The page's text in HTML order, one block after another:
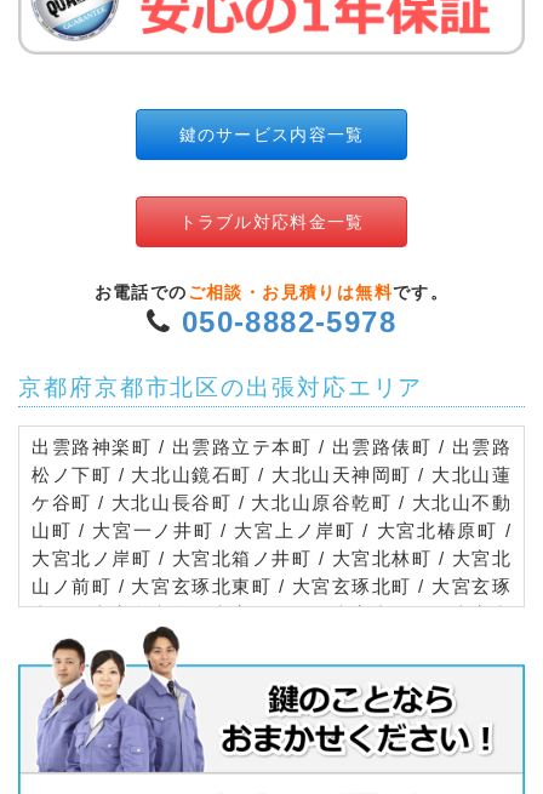
鍵のサービス内容一覧
トラブル対応料金一覧
お電話での ご相談・お見積りは無料です。
050-8882-5978
京都府京都市北区の出張対応エリア
出雲路神楽町 / 出雲路立テ本町 / 出雲路俵町 / 出雲路
松ノ下町 / 大北山鏡石町 / 大北山天神岡町 / 大北山蓮
ケ谷町 / 大北山長谷町 / 大北山原谷乾町 / 大北山不動
山町 / 大宮一ノ井町 / 大宮上ノ岸町 / 大宮北椿原町 /
大宮北ノ岸町 / 大宮北箱ノ井町 / 大宮北林町 / 大宮北
山ノ前町 / 大宮玄琢北東町 / 大宮玄琢北町 / 大宮玄琢
南町 / 大宮釈迦谷 / 大宮田尻町 / 大宮土居町 / 大宮中
総門口町 / 大宮中ノ社町 / 大宮中林町 / 大宮西小野堀
町 / 大宮西総門口町 / 大宮西野山町 / 大宮西山ノ前町
/ 大宮西脇台町 / 大宮東小野堀町 / 大宮東総門口町 /
大宮東脇台町 / 大宮開町 / 大宮南田尻町 / 大宮南椿原
町 / 大宮南箱ノ井町 / 大宮南林町 / 大宮南山ノ前町 /
大宮薬師山西町 / 大宮薬師山東町 / 大森芦堂町 / 大森